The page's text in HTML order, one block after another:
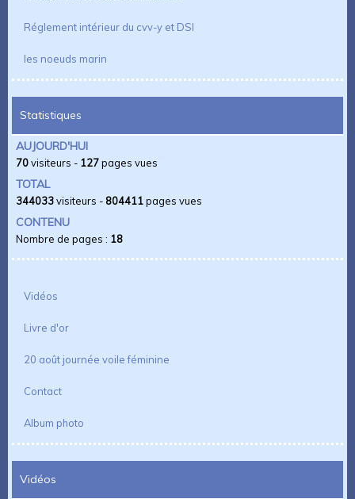
Réglement intérieur du cvv-y et DSI
les noeuds marin
Statistiques
AUJOURD'HUI
70visiteurs - 127pages vues
TOTAL
344033visiteurs - 804411pages vues
CONTENU
Nombre de pages : 18
Vidéos
Livre d'or
20 août journée voile féminine
Contact
Album photo
Vidéos